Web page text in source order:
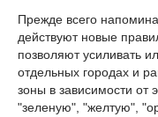
Прежде всего
действуют новые
позволяют усиливать
отдельных городах и
зоны в зависимости от
"зеленую", "желтую",